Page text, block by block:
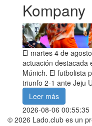
Kompany
El martes 4 de
actuación destacada
Múnich. El futbolista
triunfo 2-1 ante Jeju
Leer más
2026-08-06 00:55:35
© 2026 Lado.club es un